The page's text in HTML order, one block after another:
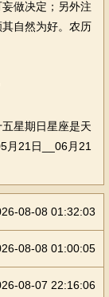
做决定；另外注
自然为好。农历
星期日星座是天
月21日__06月21
08-08 01:32:03
08-08 01:00:05
08-07 22:16:06